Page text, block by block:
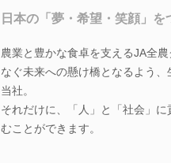
日本の「夢・希望・笑顔」を
農業と豊かな食卓を支えるJA全
なぐ未来への懸け橋となるよう
当社。
それだけに、「人」と「社会」
むことができます。